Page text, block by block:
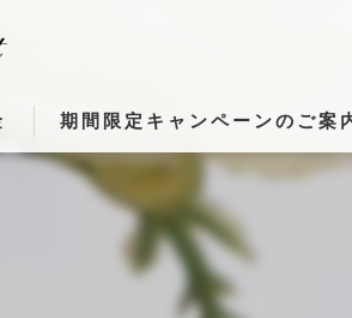
ック・高濃度水素クレンジング)
療器ウィンバックが出来ること①
期間限定キャンペーンのご案